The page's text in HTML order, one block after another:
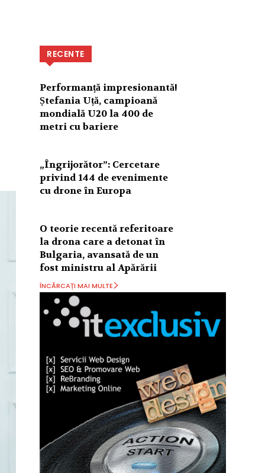
RECENTE
Performanță impresionantă!
Ștefania Uță, campioană
mondială U20 la 400 de
metri cu bariere
„Îngrijorător”: Cercetare
privind 144 de evenimente
cu drone în Europa
O teorie recentă referitoare
la drona care a detonat în
Bulgaria, avansată de un
fost ministru al Apărării
ÎNCĂRCAȚI MAI MULTE